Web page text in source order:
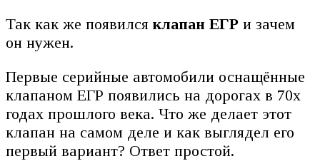
Так как же появился клапан ЕГР и зачем
он нужен.
Первые серийные автомобили оснащённые
клапаном ЕГР появились на дорогах в 70х
годах прошлого века. Что же делает этот
клапан на самом деле и как выглядел его
первый вариант? Ответ простой.